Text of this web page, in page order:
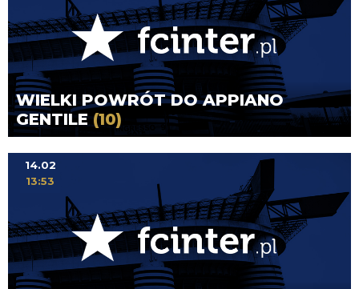
WIELKI POWRÓT DO APPIANO
GENTILE (10)
14.02
13:53